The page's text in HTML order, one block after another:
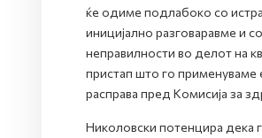
ќе одиме подлабоко со
иницијално разговаравме и
неправилности во делот на
пристап што го применуваме
расправа пред Комисија за
Николовски потенцира дека